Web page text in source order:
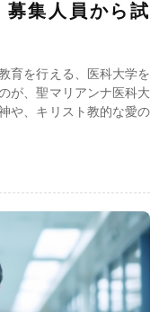
集人員から試
育を行える、医科大学を
が、聖マリアンナ医科大
や、キリスト教的な愛の